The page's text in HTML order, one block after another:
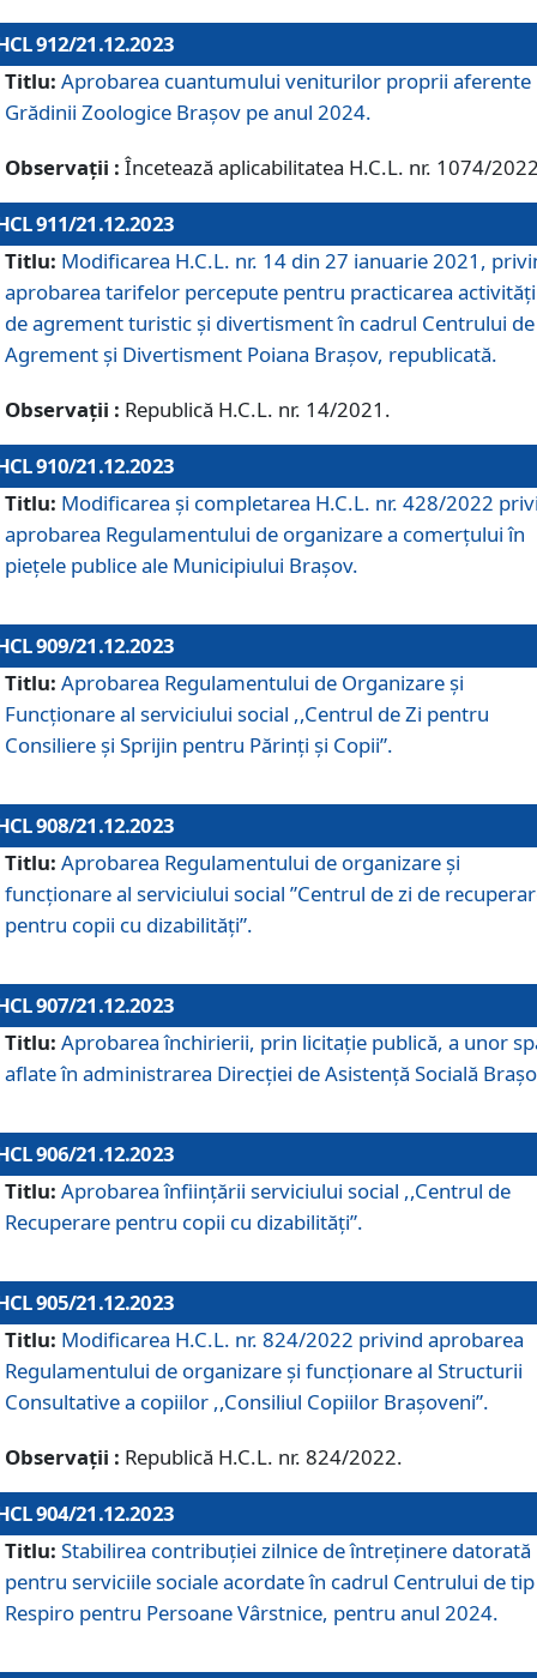
912/21.12.2023
Titlu: Aprobarea cuantumului veniturilor proprii aferente
Grădinii Zoologice Braşov pe anul 2024.
Observații : Încetează aplicabilitatea H.C.L. nr. 1074/
911/21.12.2023
Titlu: Modificarea H.C.L. nr. 14 din 27 ianuarie 2021,
aprobarea tarifelor percepute pentru practicarea
de agrement turistic și divertisment în cadrul Centrului de
Agrement și Divertisment Poiana Brașov, republicată.
Observații : Republică H.C.L. nr. 14/2021.
910/21.12.2023
Titlu: Modificarea și completarea H.C.L. nr. 428/2022
aprobarea Regulamentului de organizare a comerțului în
piețele publice ale Municipiului Braşov.
909/21.12.2023
Titlu: Aprobarea Regulamentului de Organizare și
Funcționare al serviciului social ,,Centrul de Zi pentru
Consiliere şi Sprijin pentru Părinţi şi Copii”.
908/21.12.2023
Titlu: Aprobarea Regulamentului de organizare şi
funcţionare al serviciului social ”Centrul de zi de
pentru copii cu dizabilități”.
907/21.12.2023
Titlu: Aprobarea închirierii, prin licitație publică, a unor
aflate în administrarea Direcției de Asistență Socială
906/21.12.2023
Titlu: Aprobarea înființării serviciului social ,,Centrul de
Recuperare pentru copii cu dizabilități”.
905/21.12.2023
Titlu: Modificarea H.C.L. nr. 824/2022 privind aprobarea
Regulamentului de organizare şi funcţionare al Structurii
Consultative a copiilor ,,Consiliul Copiilor Braşoveni”.
Observații : Republică H.C.L. nr. 824/2022.
904/21.12.2023
Titlu: Stabilirea contribuţiei zilnice de întreținere datorată
pentru serviciile sociale acordate în cadrul Centrului de tip
Respiro pentru Persoane Vârstnice, pentru anul 2024.